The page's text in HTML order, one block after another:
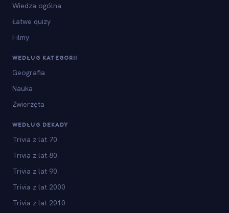
Wiedza ogólna
Łatwe quizy
Filmy
WEDŁUG KATEGORII
Geografia
Nauka
Zwierzęta
WEDŁUG DEKADY
Trivia z lat 70.
Trivia z lat 80.
Trivia z lat 90.
Trivia z lat 2000
Trivia z lat 2010